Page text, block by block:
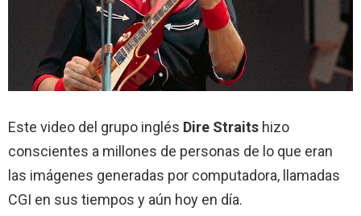
Este video del grupo inglés Dire Straits hizo
conscientes a millones de personas de lo que eran
las imágenes generadas por computadora, llamadas
CGI en sus tiempos y aún hoy en día.